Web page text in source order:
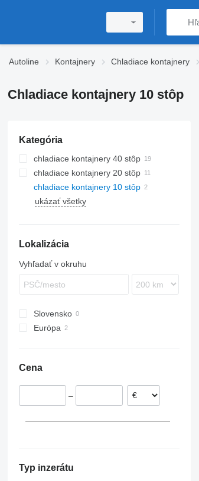
Autoline Kontajnery Chladiace kontajnery
Chladiace kontajnery 10 stôp
Kategória
chladiace kontajnery 40 stôp
chladiace kontajnery 20 stôp
chladiace kontajnery 10 stôp
ukázať všetky
Lokalizácia
Vyhľadať v okruhu
Slovensko
Európa
Cena
–
Typ inzerátu